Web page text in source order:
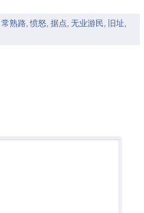
常熟路, 愤怒, 据点, 无业游民, 旧址,